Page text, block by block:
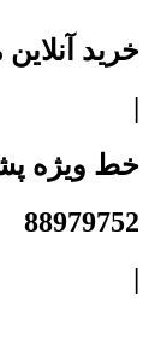
به
محتوا
خرید
|
خط ویژه
88979752
|